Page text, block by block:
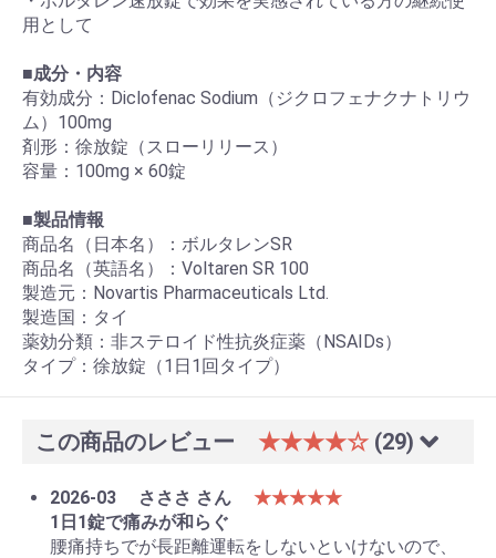
用として
■成分・内容
有効成分：Diclofenac Sodium（ジクロフェナクナトリウ
ム）100mg
剤形：徐放錠（スローリリース）
容量：100mg × 60錠
■製品情報
商品名（日本名）：ボルタレンSR
商品名（英語名）：Voltaren SR 100
製造元：Novartis Pharmaceuticals Ltd.
製造国：タイ
薬効分類：非ステロイド性抗炎症薬（NSAIDs）
タイプ：徐放錠（1日1回タイプ）
この商品のレビュー ★★★★☆ (29)
2026-03 さささ さん
★★★★★
1日1錠で痛みが和らぐ
腰痛持ちでが長距離運転をしないといけないので、